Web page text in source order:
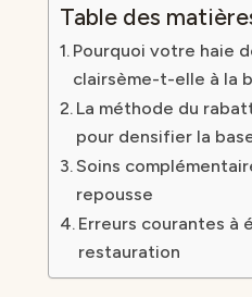
Table des
Pourquoi votre haie
clairsème-t-elle à la
La méthode du
pour densifier la
Soins
repousse
Erreurs courantes à
restauration